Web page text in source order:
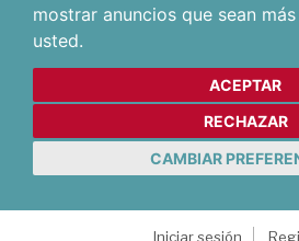
mostrar anuncios que sean
usted.
ACEPTAR
RECHAZAR
CAMBIAR
Iniciar sesión